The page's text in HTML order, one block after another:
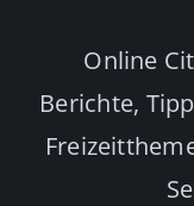
Online
Berichte,